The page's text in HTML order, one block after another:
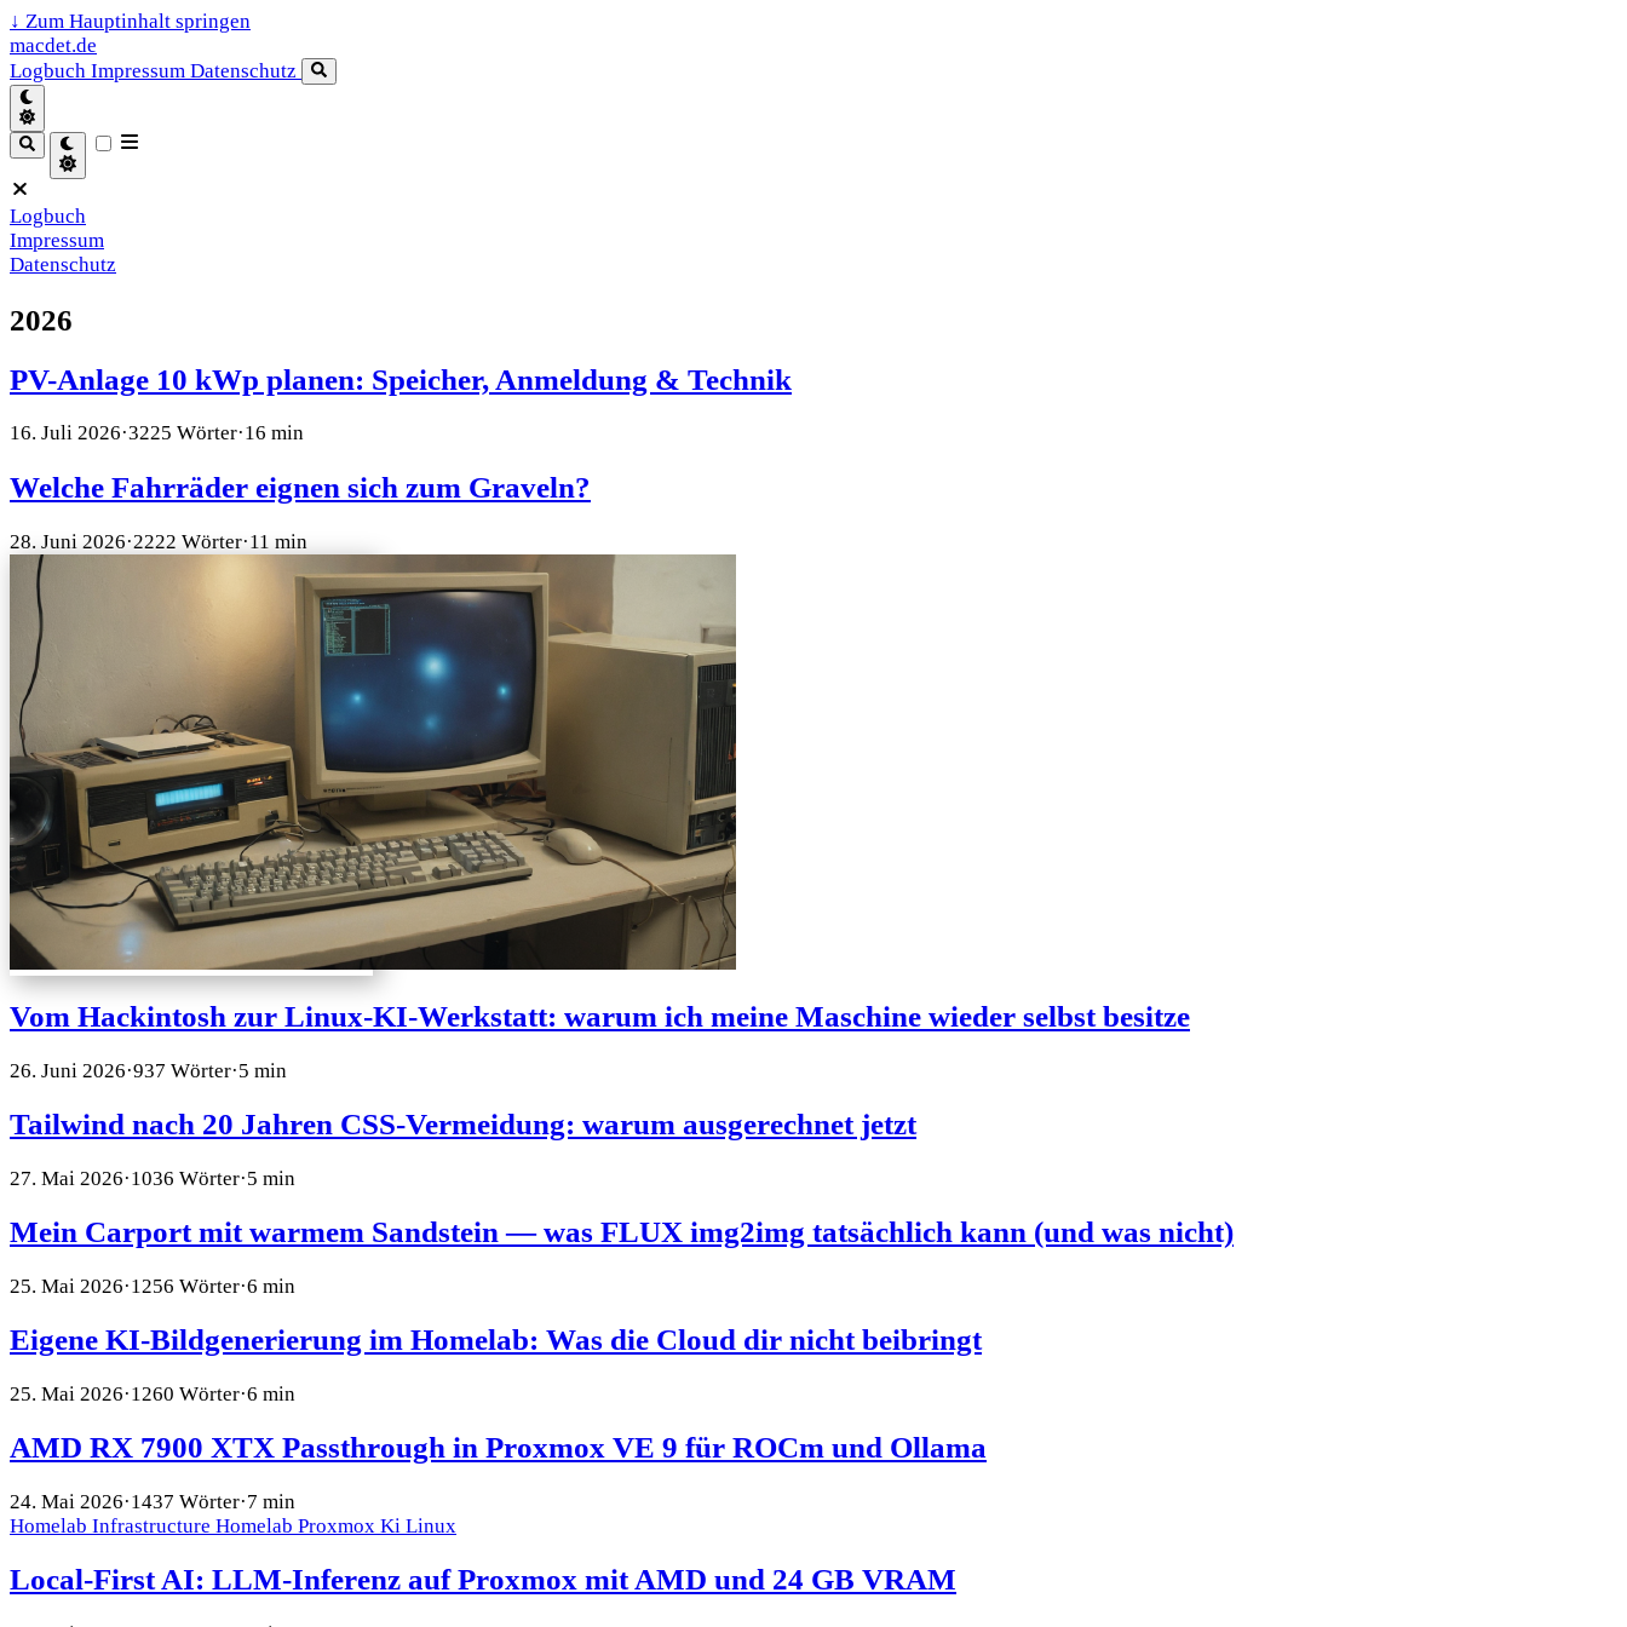
↓ Zum Hauptinhalt springen
macdet.de
Logbuch Impressum Datenschutz
Logbuch
Impressum
Datenschutz
2026
PV-Anlage 10 kWp planen: Speicher, Anmeldung & Technik
16. Juli 2026·3225 Wörter·16 min
Welche Fahrräder eignen sich zum Graveln?
28. Juni 2026·2222 Wörter·11 min
Vom Hackintosh zur Linux-KI-Werkstatt: warum ich meine Maschine wieder selbst besitze
26. Juni 2026·937 Wörter·5 min
Tailwind nach 20 Jahren CSS-Vermeidung: warum ausgerechnet jetzt
27. Mai 2026·1036 Wörter·5 min
Mein Carport mit warmem Sandstein — was FLUX img2img tatsächlich kann (und was nicht)
25. Mai 2026·1256 Wörter·6 min
Eigene KI-Bildgenerierung im Homelab: Was die Cloud dir nicht beibringt
25. Mai 2026·1260 Wörter·6 min
AMD RX 7900 XTX Passthrough in Proxmox VE 9 für ROCm und Ollama
24. Mai 2026·1437 Wörter·7 min
Homelab Infrastructure Homelab Proxmox Ki Linux
Local-First AI: LLM-Inferenz auf Proxmox mit AMD und 24 GB VRAM